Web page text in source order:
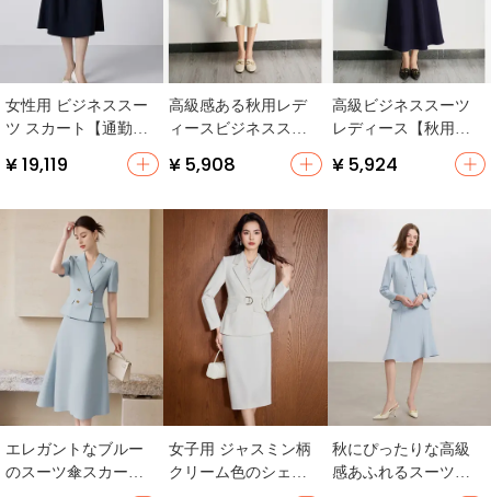
女性用 ビジネススー
ツ スカート【通勤・
面接対応・専門的な
印象】（セットアッ
¥ 19,119
高級感ある秋用レデ
ィースビジネススー
ツ【フリルシャツと
スカート・淑女スタ
プ対応）
¥ 5,908
高級ビジネススーツ
レディース【秋用・
ファッショナブル・
ワンピーススタイ
ットアップ対応）
¥ 5,924
エレガントなブルー
のスーツ傘スカート
女子用 ジャスミン柄
クリーム色のシェニ
秋にぴったりな高級
感あふれるスーツド